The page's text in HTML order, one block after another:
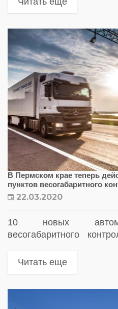
В Пермском крае теперь
пунктов весогабаритного
22.03.2020
10 новых
весогабаритного
Читать еще